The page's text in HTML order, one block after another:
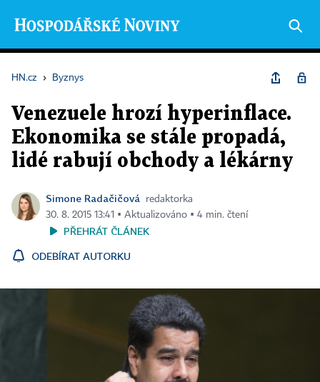
HN.cz › Byznys
Venezuele hrozí hyperinflace.
Ekonomika se stále propadá,
lidé rabují obchody a lékárny
Simone Radačičová
redaktorka
30. 8. 2015 13:41 ▪ Aktualizováno ▪ 4 min. čtení
PŘEHRÁT ČLÁNEK
ODEBÍRAT AUTORKU